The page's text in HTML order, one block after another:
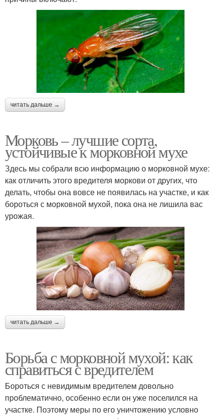
читать дальше →
Морковь – лучшие сорта,
устойчивые к морковной мухе
Здесь мы собрали всю информацию о морковной мухе:
как отличить этого вредителя моркови от других, что
делать, чтобы она вовсе не появилась на участке, и как
бороться с морковной мухой, пока она не лишила вас
урожая.
читать дальше →
Борьба с морковной мухой: как
справиться с вредителем
Бороться с невидимым вредителем довольно
проблематично, особенно если он уже поселился на
участке. Поэтому меры по его уничтожению условно